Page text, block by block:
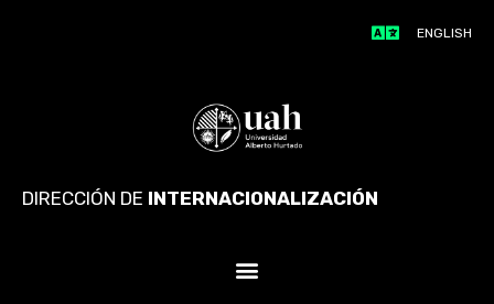
ENGLISH
DIRECCIÓN DE INTERNACIONALIZACIÓN